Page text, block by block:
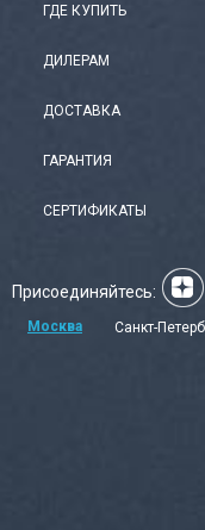
ГДЕ КУПИТЬ
ДИЛЕРАМ
ДОСТАВКА
ГАРАНТИЯ
СЕРТИФИКАТЫ
Присоединяйтесь:
Москва Санкт-